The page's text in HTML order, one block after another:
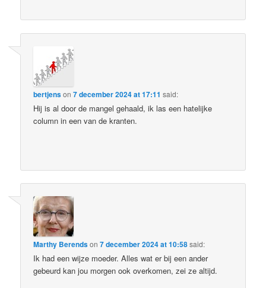
bertjenson7 december 2024 at 17:11 said:
Hij is al door de mangel gehaald, ik las een hatelijke
column in een van de kranten.
Marthy Berendson7 december 2024 at 10:58said:
Ik had een wijze moeder. Alles wat er bij een ander
gebeurd kan jou morgen ook overkomen, zei ze altijd.